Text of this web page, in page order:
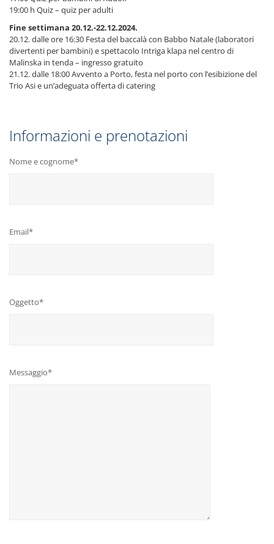
19:00 h Quiz – quiz per adulti
Fine settimana 20.12.-22.12.2024.
20.12. dalle ore 16:30 Festa del baccalà con Babbo Natale (laboratori
divertenti per bambini) e spettacolo Intriga klapa nel centro di
Malinska in tenda – ingresso gratuito
21.12. dalle 18:00 Avvento a Porto, festa nel porto con l’esibizione del
Trio Asi e un’adeguata offerta di catering
Informazioni e prenotazioni
Nome e cognome*
Email*
Oggetto*
Messaggio*